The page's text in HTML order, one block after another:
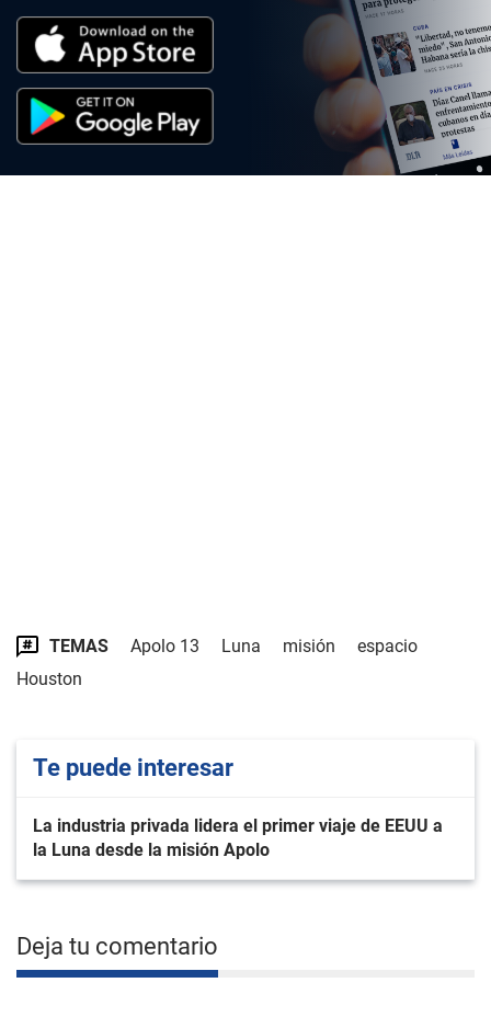
TEMAS Apolo 13 Luna misión
espacio
Houston
Te puede interesar
La industria privada lidera el primer viaje de EEUU a
la Luna desde la misión Apolo
Deja tu comentario